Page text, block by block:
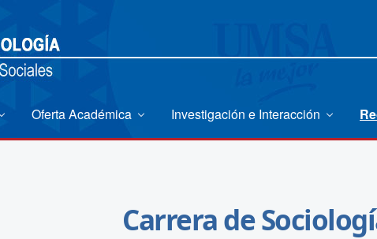
Oferta Académica Investigación e Interacción
Carrera de